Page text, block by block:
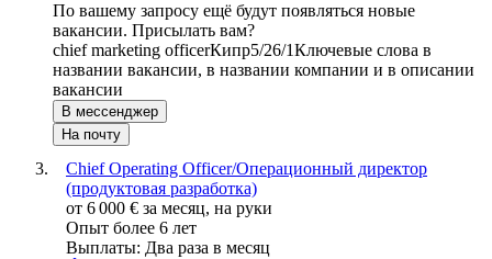
По вашему запросу ещё будут появляться новые
вакансии. Присылать вам?
chief marketing officerКипр5/26/1Ключевые слова в
названии вакансии, в названии компании и в описании
вакансии
В мессенджер
На почту
Chief Operating Officer/Операционный директор
(продуктовая разработка)
от 6 000 € за месяц, на руки
Опыт более 6 лет
Выплаты: Два раза в месяц